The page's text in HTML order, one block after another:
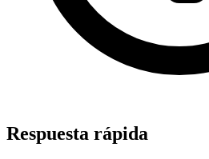
Respuesta rápida